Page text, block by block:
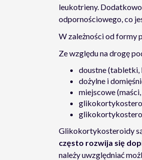
leukotrieny.
odpornościowego, co
W zależności od formy
Ze względu na drogę
doustne (tabletki,
dożylne i
miejscowe
Glikokortykosteroidy
często rozwija się
należy uwzględniać